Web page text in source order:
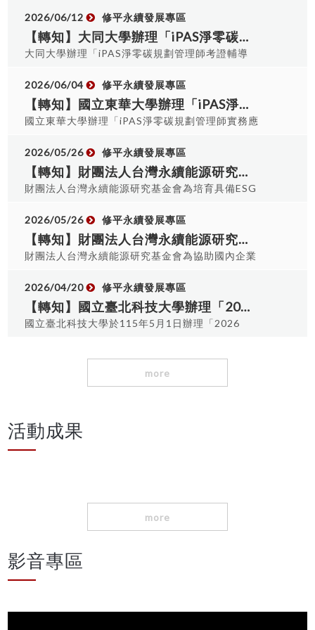
踴躍報名參加。 一、 課程時間：115年8月5日、
115年08月06日、115年08月07日 二、 課程地
點：國立成功大學自強校區化工系館1樓-柏林講堂
名網址：
https://forms.gle/iUDAnWMD6FP5ED2TA 請有
興趣者於自行報名參加。 課程表：
2026/06/12 修平永續發展專區
【轉知】大同大學辦理「iPAS淨零碳規劃管理師考證輔導班」活動資訊。
大同大學辦理「iPAS淨零碳規劃管理師考證輔導
課程時間：115年6月25日(四) 二、 課程地點：大
同大學新德惠大樓R606室（台北市中山區德惠街7-
1號6樓606室） 三、 報名期間：即日起至 6 月22
址： https://reurl.cc/N2m4ln 請有興趣者於自行
報名參加。 簡章：
2026/06/04 修平永續發展專區
【轉知】國立東華大學辦理「iPAS淨零碳規劃管理師實務應用研習課程」。
國立東華大學辦理「iPAS淨零碳規劃管理師實務應
加。 一、 課程時間： 溫室氣體盤查主任查證員訓
練班 115 年 7 月 6 日(一)- 7 月 10 日(五) 08:00 –
17:00 (5 天，共 40 小時) iPAS 淨零碳管理師(初
天，共 8 小時) 二、 課程地點：國立東華大學環海
學院 A128 室 （地址：花蓮縣壽豐鄉大學路二段 1
號 環海學院 A128 室） 三、 報名期間：即日起至 6
月 30 日(二) 17:00 止 四、 報名網址：
150 名（學員需自行抵達上課地點） 線上人數不限
（將於課前 3 天 mail 課程通知並提供連結） 六、
本課程申請環境教育展延時數、公務人員教育訓練
2026/05/26 修平永續發展專區
【轉知】財團法人台灣永續能源研究基金會為培育具備ESG趨勢洞察與專業轉譯能力之人才，特開辦「2026永續導覽員培訓專班」
財團法人台灣永續能源研究基金會為培育具備ESG
續導覽員培訓專班」。 請有興趣者於自行報名參
加。 簡章：
2026/05/26 修平永續發展專區
【轉知】財團法人台灣永續能源研究基金會為協助國內企業及機關(構)培訓永續專業人才，厚植相關永續知能舉辦「2026企業永續菁英培訓班」
財團法人台灣永續能源研究基金會為協助國內企業
特與新竹科學園區、中部科學園區及南部科學園區
個別合作舉辦「2026企業永續菁英培訓班」。 請有
興趣者於自行報名參加。 中部科學園區簡章： 南部
2026/04/20 修平永續發展專區
【轉知】國立臺北科技大學辦理「2026 SDG永續巡迴展《Power Up！未來電力講堂》」。
國立臺北科技大學於115年5月1日辦理「2026
more
活動成果
more
影音專區